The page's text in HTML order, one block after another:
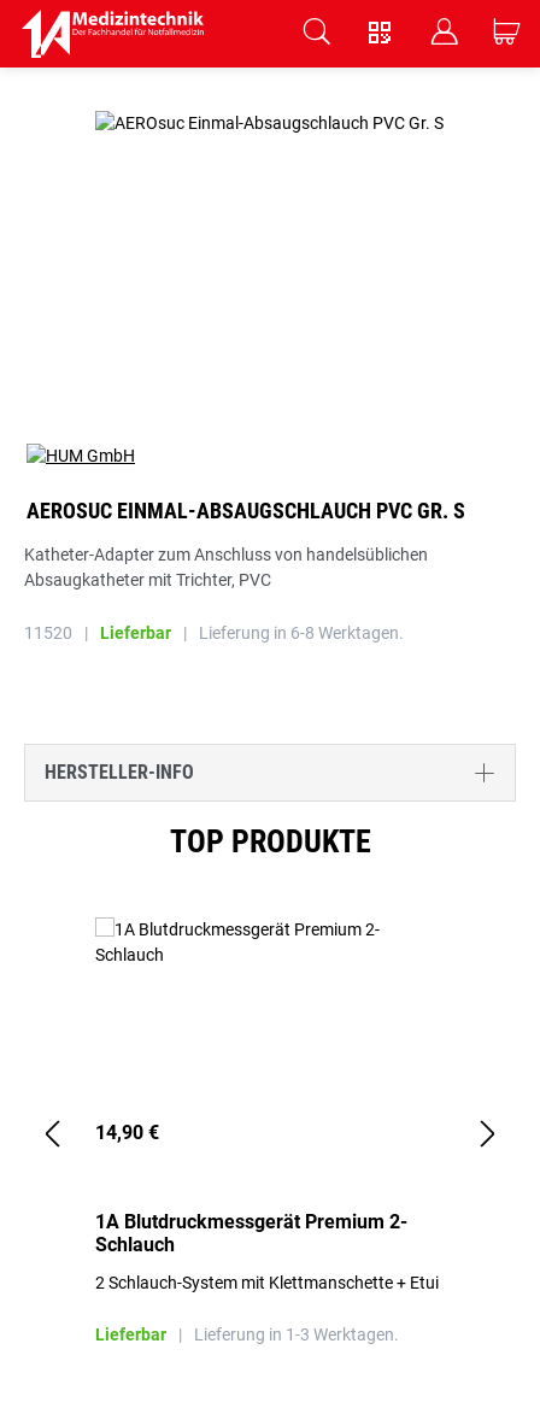
V B C
AEROSUC EINMAL-ABSAUGSCHLAUCH PVC GR. S
Katheter-Adapter zum Anschluss von handelsüblichen
Absaugkatheter mit Trichter, PVC
11520 | Lieferbar | Lieferung in 6-8 Werktagen.
HERSTELLER-INFO
TOP PRODUKTE
14,90 €
1A Blutdruckmessgerät Premium 2-
Schlauch
2 Schlauch-System mit Klettmanschette + Etui
Lieferbar | Lieferung in 1-3 Werktagen.